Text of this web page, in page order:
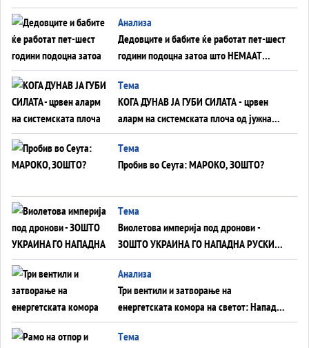
Анализа
Дедовците и бабите ќе работат пет-шест
години подоцна затоа што НЕМААТ
ВНУЦИ ДА ГИ ЗАМЕНАТ
Tема
КОГА ДУНАВ ЈА ГУБИ СИЛАТА - црвен
аларм на системската плоча од јужна
Германија до Црното Море...
Tема
Пробив во Сеута: МАРОКО, ЗОШТО?
Tема
Виолетова империја под дронови -
ЗОШТО УКРАИНА ГО НАПАДНА РУСКИОТ
WILDBERRIES
Aнализа
Три вентили и затворање на
енергетската комора на светот: Нападот
во Суец најавува глобален енергетски
инфаркт?
Tема